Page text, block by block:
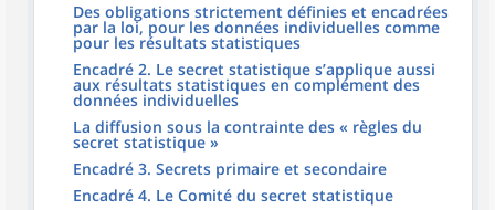
Des obligations strictement définies et encadrées
par la loi, pour les données individuelles comme
pour les résultats statistiques
Encadré 2. Le secret statistique s’applique aussi
aux résultats statistiques en complément des
données individuelles
La diffusion sous la contrainte des « règles du
secret statistique »
Encadré 3. Secrets primaire et secondaire
Encadré 4. Le Comité du secret statistique